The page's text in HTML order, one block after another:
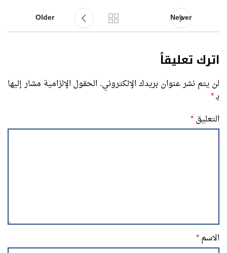
Newer
Older
اترك تعليقاً
لن يتم نشر عنوان بريدك الإلكتروني. الحقول الإلزامية مشار إليها
بـ*
التعليق*
الاسم*